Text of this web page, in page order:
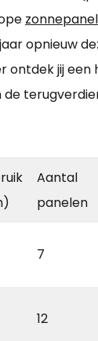
opnieuw
ontdek jij een
Aantal
panelen
7
12